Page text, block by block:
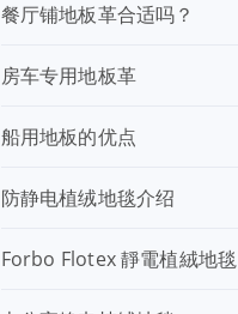
餐厅铺地板革合适吗？
房车专用地板革
船用地板的优点
防静电植绒地毯介绍
Forbo Flotex 靜電植絨地毯